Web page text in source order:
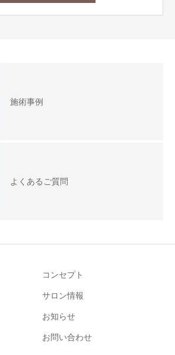
施術事例
よくあるご質問
コンセプト
サロン情報
お知らせ
お問い合わせ